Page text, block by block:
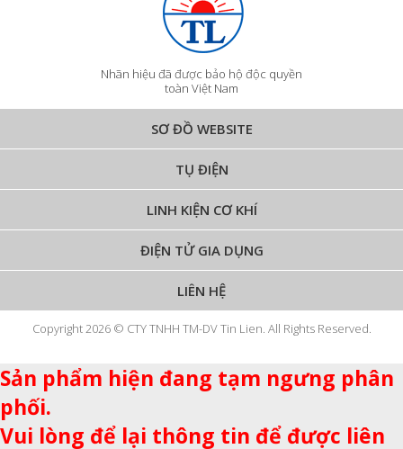
Nhãn hiệu đã được bảo hộ độc quyền
toàn Việt Nam
SƠ ĐỒ WEBSITE
TỤ ĐIỆN
LINH KIỆN CƠ KHÍ
ĐIỆN TỬ GIA DỤNG
LIÊN HỆ
Copyright 2026 © CTY TNHH TM-DV Tin Lien. All Rights Reserved.
Sản phẩm hiện đang tạm ngưng phân
phối.
Vui lòng để lại thông tin để được liên